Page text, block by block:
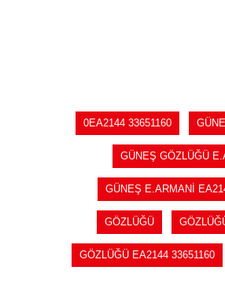
0EA2144 33651160
GÜNEŞ GÖZLÜĞÜ
GÜNEŞ E.ARMANİ
GÖZLÜĞÜ
GÖZLÜĞÜ EA2144 33651160